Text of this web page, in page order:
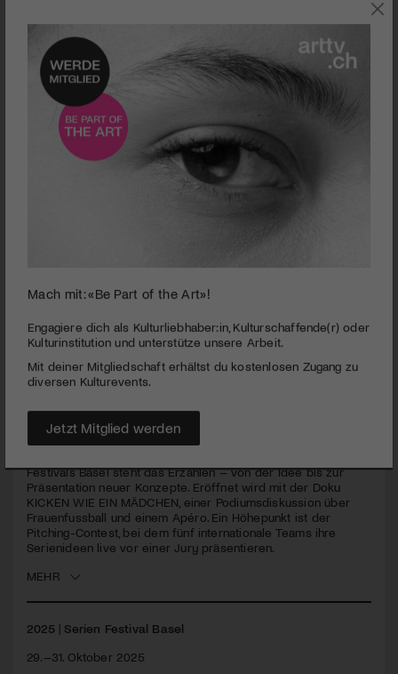
SZENE
Trailer «Kicken wie ein Mädchen» | © Kicken wie ein Mädchen
PUBLIZIERT AM 7. OKTOBER 2025
Ein Festival für Serienmacher:innen, Visionär:innen – und alle,
die Geschichten lieben
Festivals Basel steht das Erzählen – von der Idee bis zur
Präsentation neuer Konzepte. Eröffnet wird mit der Doku
KICKEN WIE EIN MÄDCHEN , einer Podiumsdiskussion über
Frauenfussball und einem Apéro. Ein Höhepunkt ist der
Pitching-Contest, bei dem fünf internationale Teams ihre
Serienideen live vor einer Jury präsentieren.
MEHR
2025| Serien Festival Basel
29.–31. Oktober 2025
Engagiere dich als Kulturliebhaber:in, Kulturschaffende(r) oder
Mit deiner Mitgliedschaft erhältst du kostenlosen Zugang zu
Jetzt Mitglied werden